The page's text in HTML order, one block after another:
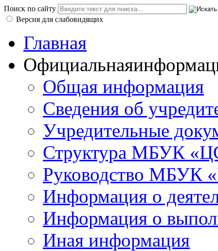
Поиск по сайту
Версия для слабовидящих
Главная
Официальная
Общая информация
Сведения об
Учредительные
Структура МБУК
Руководство МБУК
Информация о
Информация о
Иная информация